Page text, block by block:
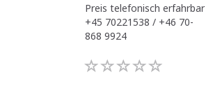
Preis telefonisch erfahrbar
+45 70221538 / +46 70-
868 9924